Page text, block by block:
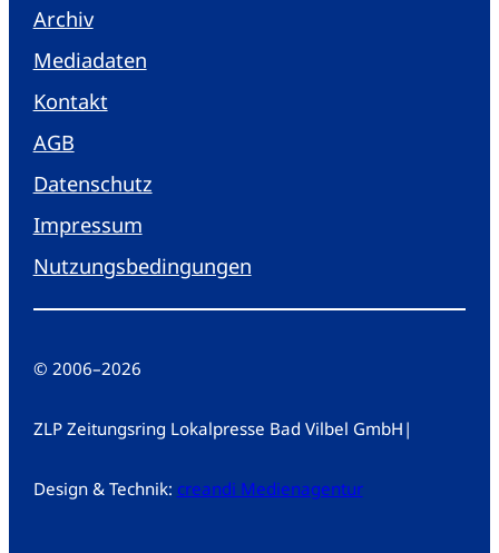
Archiv
Mediadaten
Kontakt
AGB
Datenschutz
Impressum
Nutzungsbedingungen
© 2006–2026
ZLP Zeitungsring Lokalpresse Bad Vilbel GmbH |
Design & Technik: creandi Medienagentur